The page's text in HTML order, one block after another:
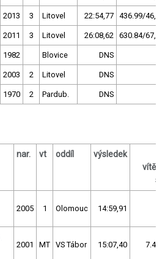
2013 3 Litovel 22:54,77 436.99/46,6
2011 3 Litovel 26:08,62 630.84/67,3
1982 Blovice DNS
2003 2 Litovel DNS
1970 2 Pardub. DNS
nar. vt oddíl výsledek
s
2005 1 Olomouc 14:59,91
2001 MT VS Tábor 15:07,40 7.49/